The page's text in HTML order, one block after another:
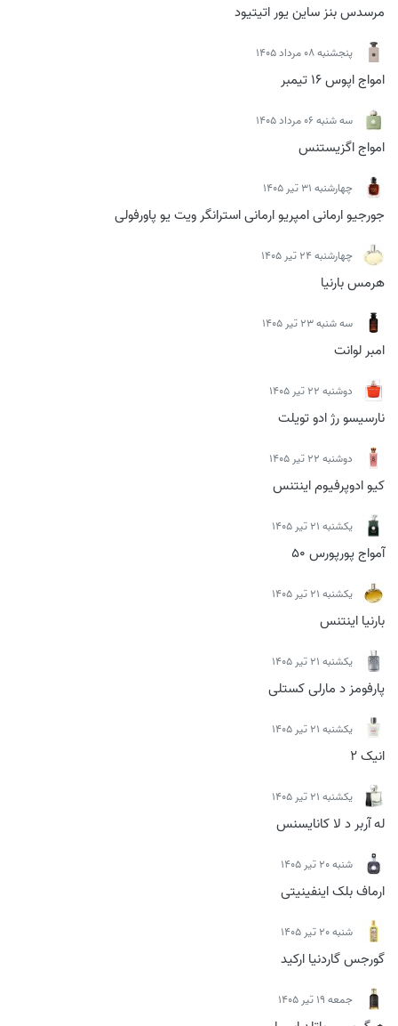
مرسدس بنز ساین یور اتیتیود
پنجشنبه 08 مرداد 1405
امواج اپوس 16 تیمبر
سه شنبه 06 مرداد 1405
امواج اگزیستنس
چهارشنبه 31 تیر 1405
جورجیو ارمانی امپریو ارمانی استرانگر ویت یو پاورفولی
چهارشنبه 24 تیر 1405
هرمس بارنیا
سه شنبه 23 تیر 1405
امبر لوانت
دوشنبه 22 تیر 1405
نارسیسو رژ ادو تویلت
دوشنبه 22 تیر 1405
کیو ادوپرفیوم اینتنس
يكشنبه 21 تیر 1405
آمواج پورپورس 50
يكشنبه 21 تیر 1405
بارنیا اینتنس
يكشنبه 21 تیر 1405
پارفومز د مارلی کستلی
يكشنبه 21 تیر 1405
انیک 2
يكشنبه 21 تیر 1405
له آربر د لا کانایسنس
شنبه 20 تیر 1405
ارماف بلک اینفینیتی
شنبه 20 تیر 1405
گورجس گاردنیا ارکید
جمعه 19 تیر 1405